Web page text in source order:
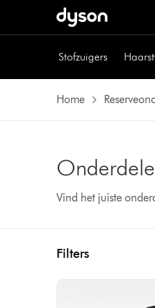
Stofzuigers
Home
Vind het juiste
Filters